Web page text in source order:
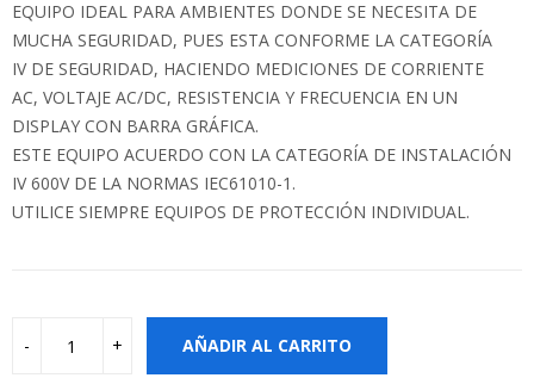
EQUIPO IDEAL PARA AMBIENTES DONDE SE NECESITA DE
MUCHA SEGURIDAD, PUES ESTA CONFORME LA CATEGORÍA
IV DE SEGURIDAD, HACIENDO MEDICIONES DE CORRIENTE
AC, VOLTAJE AC/DC, RESISTENCIA Y FRECUENCIA EN UN
DISPLAY CON BARRA GRÁFICA.
ESTE EQUIPO ACUERDO CON LA CATEGORÍA DE INSTALACIÓN
IV 600V DE LA NORMAS IEC61010-1.
UTILICE SIEMPRE EQUIPOS DE PROTECCIÓN INDIVIDUAL.
AÑADIR AL CARRITO